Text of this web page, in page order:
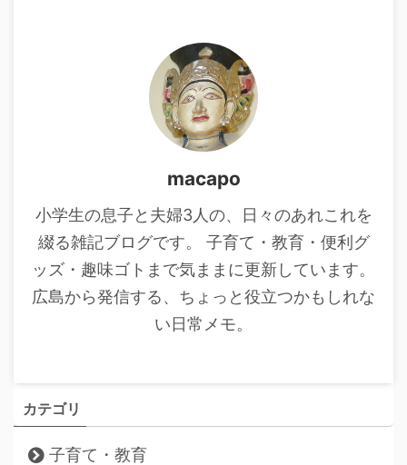
macapo
小学生の息子と夫婦3人の、日々のあれこれを
綴る雑記ブログです。 子育て・教育・便利グ
ッズ・趣味ゴトまで気ままに更新しています。
広島から発信する、ちょっと役立つかもしれな
い日常メモ。
カテゴリ
子育て・教育